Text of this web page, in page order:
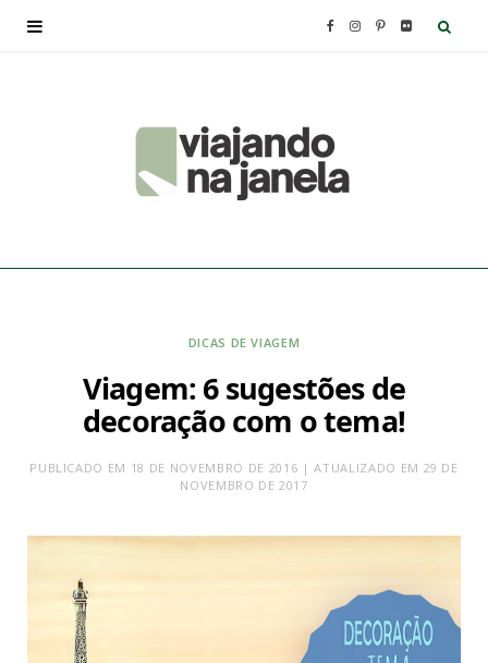
e
k
I
a
P
s
F
DICAS DE VIAGEM
Viagem: 6 sugestões de
decoração com o tema!
PUBLICADO EM 18 DE NOVEMBRO DE 2016 | ATUALIZADO EM 29 DE
NOVEMBRO DE 2017